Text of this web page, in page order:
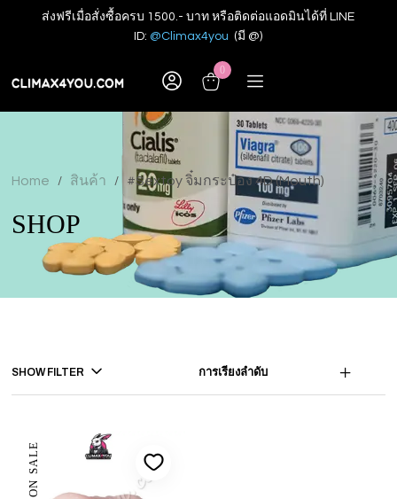
ส่งฟรีเมื่อสั่งซื้อครบ 1500.- บาท หรือติดต่อแอดมินได้ที่ LINE
ID: @Climax4you (มี @)
0
Home / สินค้า / #Sextoy จิ๋มกระป๋อง 4D (Mouth)
SHOP
SHOW FILTER การเรียงลำดับ
ON SALE